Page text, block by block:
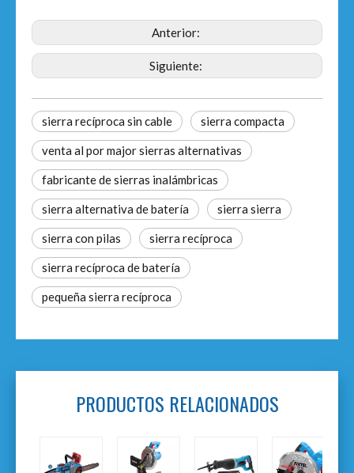
Anterior:
Siguiente:
sierra recíproca sin cable sierra compacta
venta al por major sierras alternativas
fabricante de sierras inalámbricas
sierra alternativa de batería sierra sierra
sierra con pilas sierra recíproca
sierra recíproca de batería
pequeña sierra recíproca
PRODUCTOS RELACIONADOS